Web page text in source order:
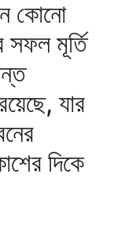
কোনো
মূর্তি
যার
দিকে